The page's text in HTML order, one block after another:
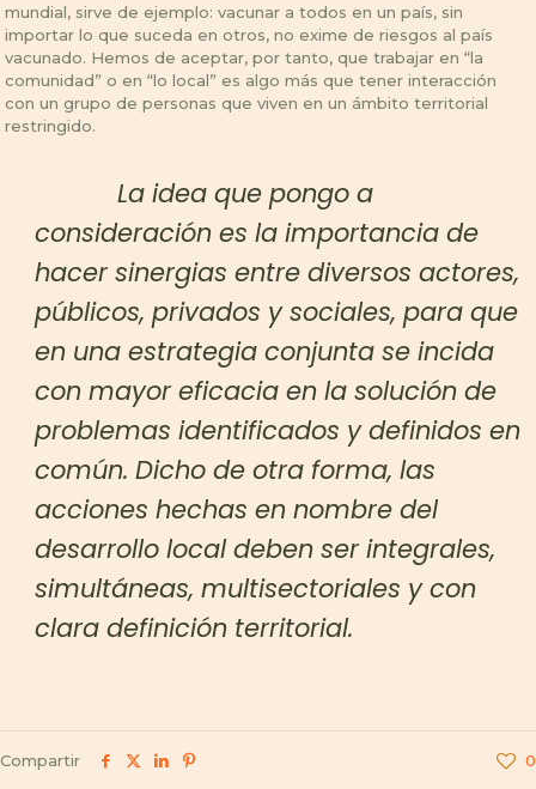
mundial, sirve de ejemplo: vacunar a todos en un país, sin
importar lo que suceda en otros, no exime de riesgos al país
vacunado. Hemos de aceptar, por tanto, que trabajar en “la
comunidad” o en “lo local” es algo más que tener interacción
con un grupo de personas que viven en un ámbito territorial
restringido.
La idea que pongo a
consideración es la importancia de
hacer sinergias entre diversos actores,
públicos, privados y sociales, para que
en una estrategia conjunta se incida
con mayor eficacia en la solución de
problemas identificados y definidos en
común. Dicho de otra forma, las
acciones hechas en nombre del
desarrollo local deben ser integrales,
simultáneas, multisectoriales y con
clara definición territorial.
Compartir 0